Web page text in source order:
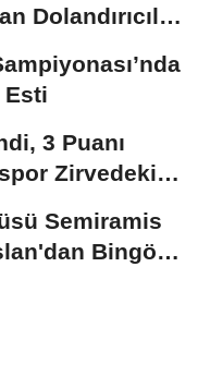
Dolandırıcılık
Esti
3 Puanı
Zirvedeki
Semiramis
Bingöl